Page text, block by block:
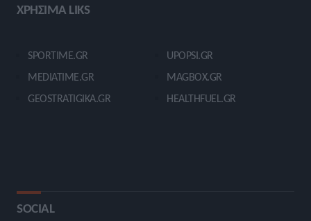
ΧΡΗΣΙΜΑ LIKS
SPORTIME.GR
MEDIATIME.GR
GEOSTRATIGIKA.GR
UPOPSI.GR
MAGBOX.GR
HEALTHFUEL.GR
SOCIAL